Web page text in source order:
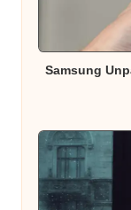
Samsung